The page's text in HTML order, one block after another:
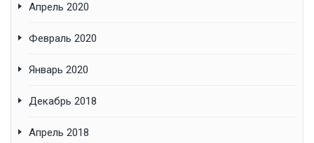
Апрель 2020
Февраль 2020
Январь 2020
Декабрь 2018
Апрель 2018